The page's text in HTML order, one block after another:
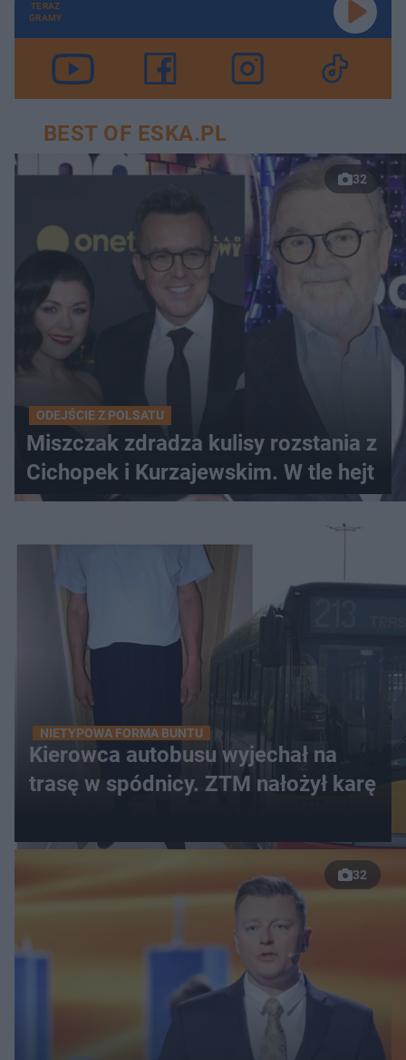
TERAZ
GRAMY
BEST OF ESKA.PL
32
ODEJŚCIE Z POLSATU
Miszczak zdradza kulisy rozstania z
Cichopek i Kurzajewskim. W tle hejt
NIETYPOWA FORMA BUNTU
Kierowca autobusu wyjechał na
trasę w spódnicy. ZTM nałożył karę
32